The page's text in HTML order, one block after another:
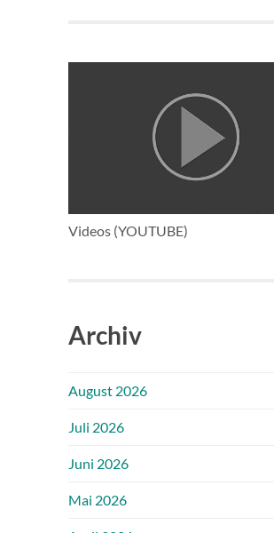
Videos (YOUTUBE)
Archiv
August 2026
Juli 2026
Juni 2026
Mai 2026